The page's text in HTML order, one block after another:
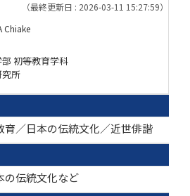
（最終更新日 : 2026-03-11 15:27:59）
Chiake
初等教育学科
所
育／日本の伝統文化／近世俳諧
の伝統文化など